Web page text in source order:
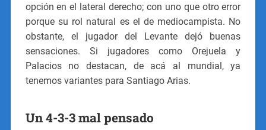
opción en el lateral derecho; con uno que otro error
porque su rol natural es el de mediocampista. No
obstante, el jugador del Levante dejó buenas
sensaciones. Si jugadores como Orejuela y
Palacios no destacan, de acá al mundial, ya
tenemos variantes para Santiago Arias.
Un 4-3-3 mal pensado